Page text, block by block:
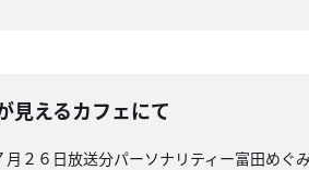
えるカフェにて
６日放送分パーソナリティー富田めぐ